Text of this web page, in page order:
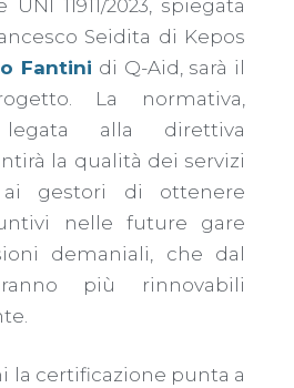
11911/2023, spiegata
Seidita di Kepos
Fantini di Q-Aid, sarà il
La normativa,
legata alla direttiva
la qualità dei servizi
gestori di ottenere
nelle future gare
demaniali, che dal
più rinnovabili
la certificazione punta a